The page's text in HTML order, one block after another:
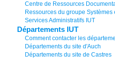
Centre de Ressources
Ressources du groupe Systèmes
Services Administratifs IUT
Départements IUT
Comment contacter les
Départements du site d'Auch
Départements du site de Castres